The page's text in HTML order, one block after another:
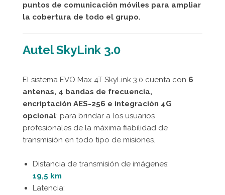
puntos de comunicación móviles para ampliar
la cobertura de todo el grupo.
Autel SkyLink 3.0
El sistema EVO Max 4T SkyLink 3.0 cuenta con 6
antenas, 4 bandas de frecuencia,
encriptación AES-256 e integración 4G
opcional; para brindar a los usuarios
profesionales de la máxima fiabilidad de
transmisión en todo tipo de misiones.
Distancia de transmisión de imágenes:
19,5 km
Latencia: